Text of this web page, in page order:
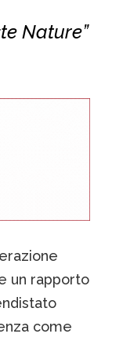
Nature”
un rapporto
come